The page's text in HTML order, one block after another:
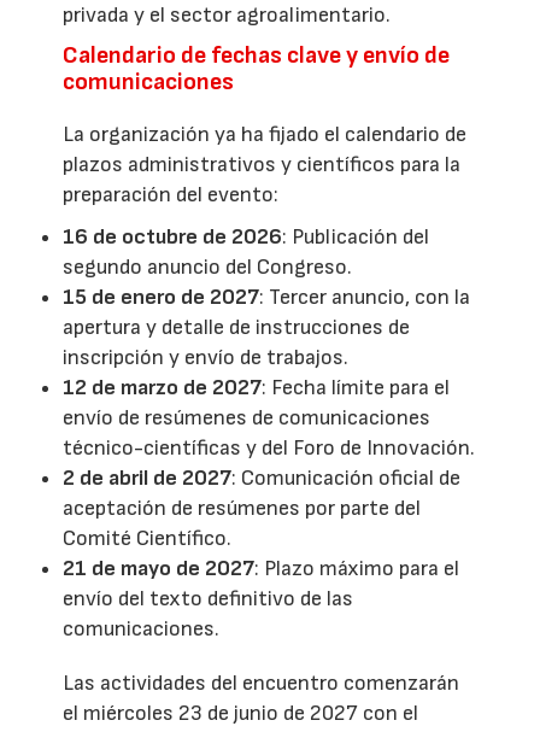
privada y el sector agroalimentario.
Calendario de fechas clave y envío de
comunicaciones
La organización ya ha fijado el calendario de
plazos administrativos y científicos para la
preparación del evento:
16 de octubre de 2026: Publicación del
segundo anuncio del Congreso.
15 de enero de 2027: Tercer anuncio, con la
apertura y detalle de instrucciones de
inscripción y envío de trabajos.
12 de marzo de 2027: Fecha límite para el
envío de resúmenes de comunicaciones
técnico-científicas y del Foro de Innovación.
2 de abril de 2027: Comunicación oficial de
aceptación de resúmenes por parte del
Comité Científico.
21 de mayo de 2027: Plazo máximo para el
envío del texto definitivo de las
comunicaciones.
Las actividades del encuentro comenzarán
el miércoles 23 de junio de 2027 con el